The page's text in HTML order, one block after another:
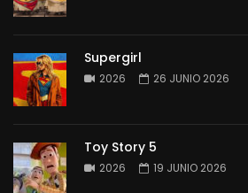
Supergirl
2026 26 JUNIO 2026
Toy Story 5
2026 19 JUNIO 2026